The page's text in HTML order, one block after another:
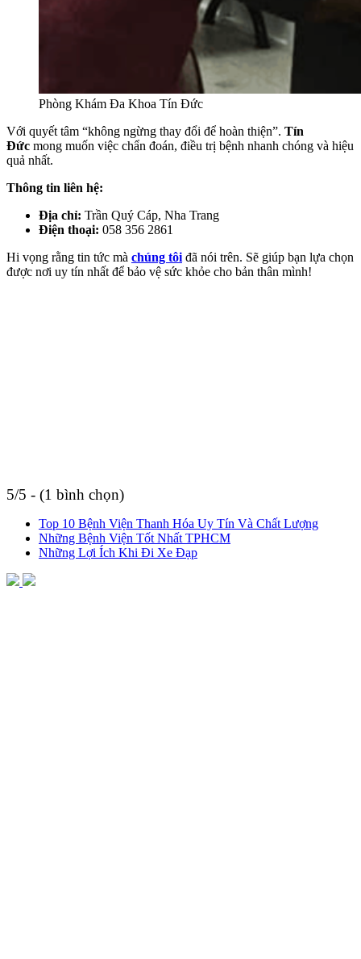
Phòng Khám Đa Khoa Tín Đức
Với quyết tâm “không ngừng thay đổi để hoàn thiện”. Tín
Đức mong muốn việc chẩn đoán, điều trị bệnh nhanh chóng và hiệu
quả nhất.
Thông tin liên hệ:
Địa chỉ: Trần Quý Cáp, Nha Trang
Điện thoại: 058 356 2861
Hi vọng rằng tin tức mà chúng tôi đã nói trên. Sẽ giúp bạn lựa chọn
được nơi uy tín nhất để bảo vệ sức khỏe cho bản thân mình!
5/5 - (1 bình chọn)
Top 10 Bệnh Viện Thanh Hóa Uy Tín Và Chất Lượng
Những Bệnh Viện Tốt Nhất TPHCM
Những Lợi Ích Khi Đi Xe Đạp